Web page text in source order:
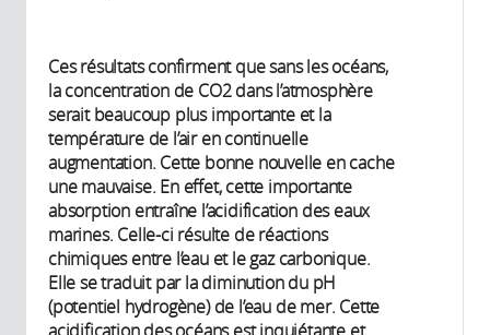
Ces résultats confirment que sans les océans,
la concentration de CO2 dans l’atmosphère
serait beaucoup plus importante et la
température de l’air en continuelle
augmentation. Cette bonne nouvelle en cache
une mauvaise. En effet, cette importante
absorption entraîne l’acidification des eaux
marines. Celle-ci résulte de réactions
chimiques entre l’eau et le gaz carbonique.
Elle se traduit par la diminution du pH
(potentiel hydrogène) de l’eau de mer. Cette